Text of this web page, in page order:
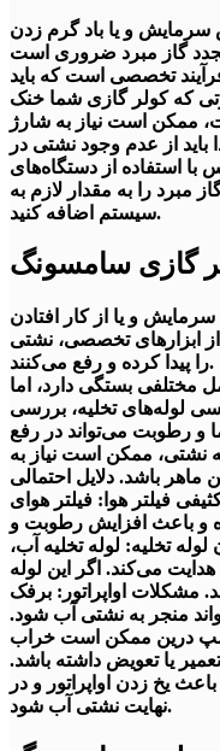
سرمایش و یا باد گرم زدن
تخصصی است که باید
که کولر گازی شما خنک
ممکن است نیاز به شارژ
باید از عدم وجود نشتی در
استفاده از دستگاه‌های
مبرد را به مقدار لازم به
سیستم اضافه کنید.
و یا از کار افتادن
ابزارهای تخصصی، نشتی
را پیدا کرده و رفع می‌کنند.
مختلفی بستگی دارد، اما
لوله‌های تخلیه، بررسی
و رطوبت می‌تواند در رفع
نشتی، ممکن است نیاز به
باشد. دلایل احتمالی
فیلتر هوا: فیلتر هوای
و باعث افزایش رطوبت و
تخلیه: لوله تخلیه آب،
هدایت می‌کند. اگر این لوله
اواپراتور: برفک
منجر به نشتی آب شود.
درین ممکن است خراب
یا تعویض داشته باشد.
یخ زدن اواپراتور و در
نهایت نشتی آب شود.